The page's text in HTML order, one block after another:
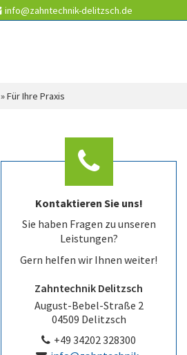
info@zahntechnik-delitzsch.de
Praxis
Kontakt
»Für Ihre Praxis
Kontaktieren Sie uns!
Sie haben Fragen zu unseren
Leistungen?
Gern helfen wir Ihnen weiter!
Zahntechnik Delitzsch
August-Bebel-Straße 2
04509 Delitzsch
+49 34202 328300